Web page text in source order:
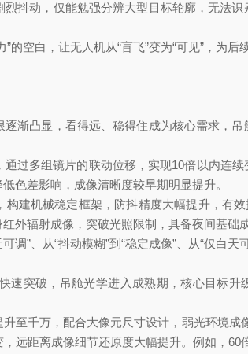
抖动，仅能勉强分辨大型目标轮廓，无法
白，让无人机从“盲飞”变为“可见”，为后
凸显，看得远、稳得住成为核心需求，
多组镜片的联动位移，实现10倍以内连续
色差影响，成像清晰度较早期明显提升。
机械稳定框架，防抖精度大幅提升，有效
外辐射成像，突破光照限制，具备夜间基础
”、从“抖动模糊”到“稳定成像”、从“仅白天
突破，吊舱光学进入成熟期，核心目标升
千万，配合大像元尺寸设计，弱光环境成
远距离成像细节还原度大幅提升。例如，